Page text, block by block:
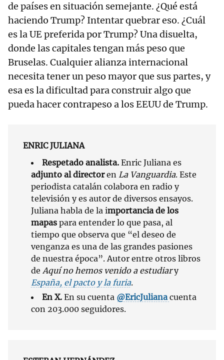
de países en situación semejante. ¿Qué está
haciendo Trump? Intentar quebrar eso. ¿Cuál
es la UE preferida por Trump? Una disuelta,
donde las capitales tengan más peso que
Bruselas. Cualquier alianza internacional
necesita tener un peso mayor que sus partes, y
esa es la dificultad para construir algo que
pueda hacer contrapeso a los EEUU de Trump.
ENRIC JULIANA
Respetado analista. Enric Juliana es
adjunto al directoren La Vanguardia. Este
periodista catalán colabora en radio y
televisión y es autor de diversos ensayos.
Juliana habla de la importancia de los
mapas para entender lo que pasa, al
tiempo que observa que “el deseo de
venganza es una de las grandes pasiones
de nuestra época”. Autor entre otros libros
de Aquí no hemos venido a estudiary
España, el pacto y la furia.
En X. En su cuenta @EricJulianacuenta
con 203.000 seguidores.